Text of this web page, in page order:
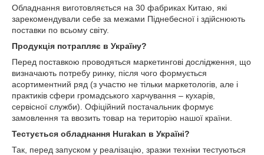
Обладнання виготовляється на 30 фабриках Китаю, які
зарекомендували себе за межами Піднебесної і здійснюють
поставки по всьому світу.
Продукція потрапляє в Україну?
Перед поставкою проводяться маркетингові дослідження, що
визначають потребу ринку, після чого формується
асортиментний ряд (з участю не тільки маркетологів, але і
практиків сфери громадського харчування – кухарів,
сервісної служби). Офіційний постачальник формує
замовлення та ввозить товар на територію нашої країни.
Тестується обладнання Hurakan в Україні?
Так, перед запуском у реалізацію, зразки техніки тестуються